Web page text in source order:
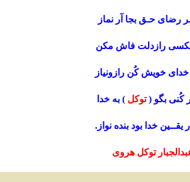
رضای حـق بجا آر نماز
رازدلت فاش مکن
خدای خویش کُن رازونیاز
کُنی بگو (توکل ) به خدا
یقــین خدا بود بنده نواز.
توکل هروی